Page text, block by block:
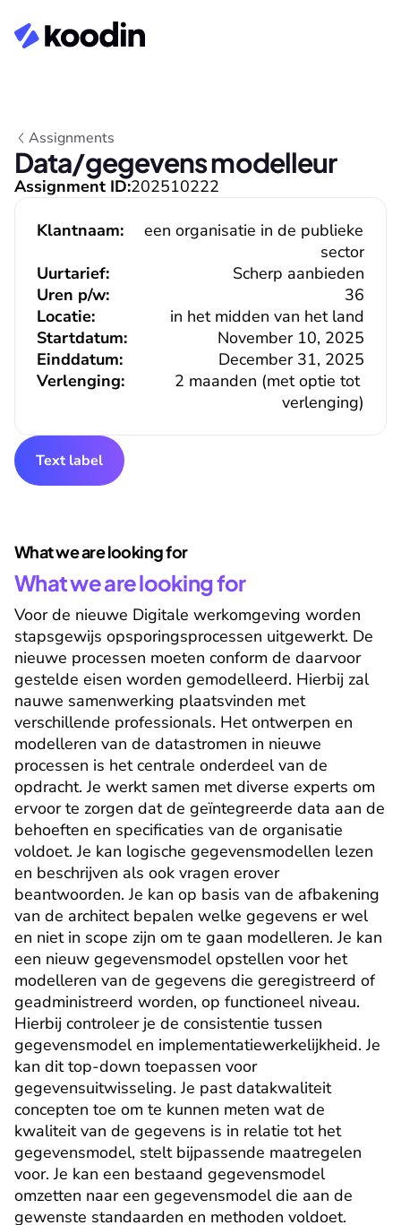
Assignments
Data/gegevens modelleur
Assignment ID:202510222
Klantnaam:
een organisatie in de publieke
sector
Uurtarief:
Scherp aanbieden
36
Uren p/w:
Locatie:
in het midden van het land
Verlenging:
2 maanden (met optie tot
verlenging)
Einddatum: December 31, 2025
Startdatum: November 10, 2025
Text label
What we are looking for
What we are looking for
Voor de nieuwe Digitale werkomgeving worden
stapsgewijs opsporingsprocessen uitgewerkt. De
nieuwe processen moeten conform de daarvoor
gestelde eisen worden gemodelleerd. Hierbij zal
nauwe samenwerking plaatsvinden met
verschillende professionals. Het ontwerpen en
modelleren van de datastromen in nieuwe
processen is het centrale onderdeel van de
opdracht. Je werkt samen met diverse experts om
ervoor te zorgen dat de geïntegreerde data aan de
behoeften en specificaties van de organisatie
voldoet. Je kan logische gegevensmodellen lezen
en beschrijven als ook vragen erover
beantwoorden. Je kan op basis van de afbakening
van de architect bepalen welke gegevens er wel
en niet in scope zijn om te gaan modelleren. Je kan
een nieuw gegevensmodel opstellen voor het
modelleren van de gegevens die geregistreerd of
geadministreerd worden, op functioneel niveau.
Hierbij controleer je de consistentie tussen
gegevensmodel en implementatiewerkelijkheid. Je
kan dit top-down toepassen voor
gegevensuitwisseling. Je past datakwaliteit
concepten toe om te kunnen meten wat de
kwaliteit van de gegevens is in relatie tot het
gegevensmodel, stelt bijpassende maatregelen
voor. Je kan een bestaand gegevensmodel
omzetten naar een gegevensmodel die aan de
gewenste standaarden en methoden voldoet.